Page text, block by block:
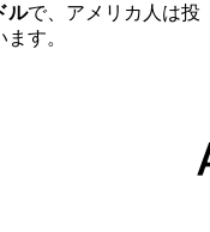
ルで、アメリカ人は投
す。